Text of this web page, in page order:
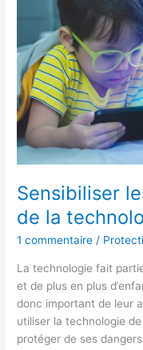
Sensibiliser
de la
1 commentaire /
La technologie fait
et de plus en plus
donc important de leur
utiliser la technologie
protéger de ses
dangers
de
la
technologie
sans
les
braquer